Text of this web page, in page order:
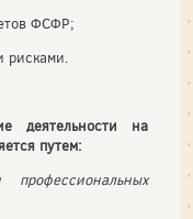
ФСФР;
рисками.
деятельности на
путем: